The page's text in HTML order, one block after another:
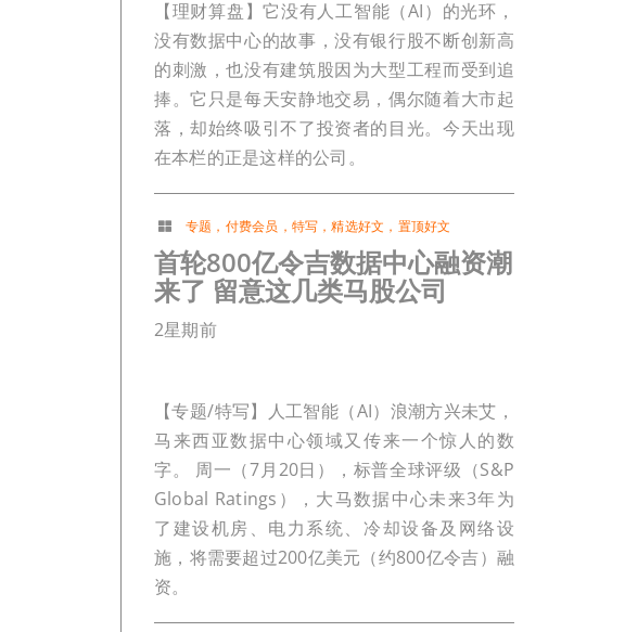
【理财算盘】它没有人工智能（AI）的光环，
没有数据中心的故事，没有银行股不断创新高
的刺激，也没有建筑股因为大型工程而受到追
捧。它只是每天安静地交易，偶尔随着大市起
落，却始终吸引不了投资者的目光。今天出现
在本栏的正是这样的公司。
专题 ， 付费会员 ， 特写 ，精选好文 ， 置顶好文
首轮800亿令吉数据中心融资潮
来了 留意这几类马股公司
2星期前
【专题/特写】人工智能（AI）浪潮方兴未艾，
马来西亚数据中心领域又传来一个惊人的数
字。 周一（7月20日），标普全球评级（S&P
Global Ratings），大马数据中心未来3年为
了建设机房、电力系统、冷却设备及网络设
施，将需要超过200亿美元（约800亿令吉）融
资。